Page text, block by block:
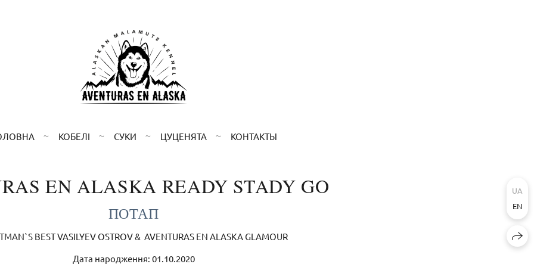
КОБЕЛІ СУКИ ЦУЦЕНЯТА КОНТАКТЫ
EN ALASKA READY STADY GO
ПОТАП
BEST VASILYEV OSTROV & AVENTURAS EN ALASKA GLAMOUR
Дата народження: 01.10.2020
UA
EN